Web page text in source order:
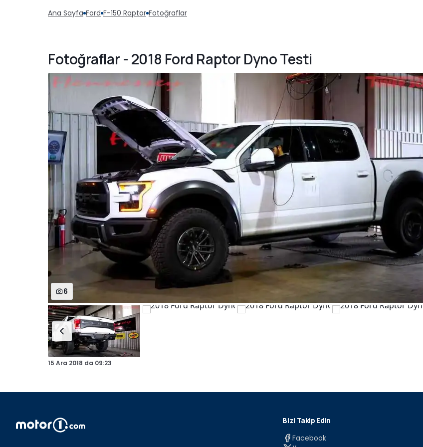
Ana Sayfa Ford F-150 Raptor Fotoğraflar
Fotoğraflar - 2018 Ford Raptor Dyno Testi
6
15 Ara 2018 da 09:23
Bizi Takip Edin
Facebook